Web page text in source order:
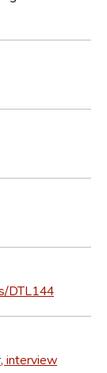
DTL144
interview